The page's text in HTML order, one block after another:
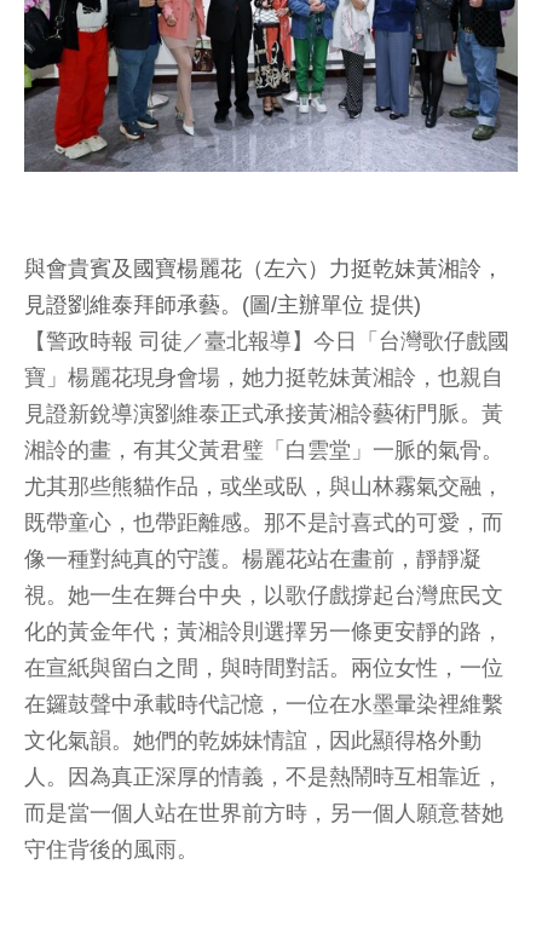
與會貴賓及國寶楊麗花（左六）力挺乾妹黃湘詅，
見證劉維泰拜師承藝。(圖/主辦單位 提供)
【警政時報 司徒／臺北報導】今日「台灣歌仔戲國
寶」楊麗花現身會場，她力挺乾妹黃湘詅，也親自
見證新銳導演劉維泰正式承接黃湘詅藝術門脈。黃
湘詅的畫，有其父黃君璧「白雲堂」一脈的氣骨。
尤其那些熊貓作品，或坐或臥，與山林霧氣交融，
既帶童心，也帶距離感。那不是討喜式的可愛，而
像一種對純真的守護。楊麗花站在畫前，靜靜凝
視。她一生在舞台中央，以歌仔戲撐起台灣庶民文
化的黃金年代；黃湘詅則選擇另一條更安靜的路，
在宣紙與留白之間，與時間對話。兩位女性，一位
在鑼鼓聲中承載時代記憶，一位在水墨暈染裡維繫
文化氣韻。她們的乾姊妹情誼，因此顯得格外動
人。因為真正深厚的情義，不是熱鬧時互相靠近，
而是當一個人站在世界前方時，另一個人願意替她
守住背後的風雨。